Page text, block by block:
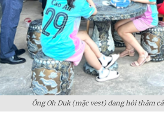
Ông Oh Duk (mặc vest) đang hỏi thăm